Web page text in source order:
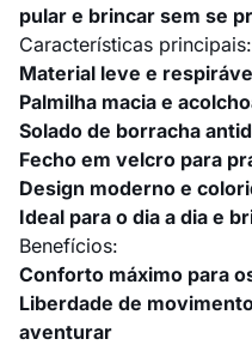
pular e brincar sem se
Características principais:
Material leve e
Palmilha macia e
Solado de borracha
Fecho em velcro para
Design moderno e
Ideal para o dia a dia e
Benefícios:
Conforto máximo para
Liberdade de
aventurar